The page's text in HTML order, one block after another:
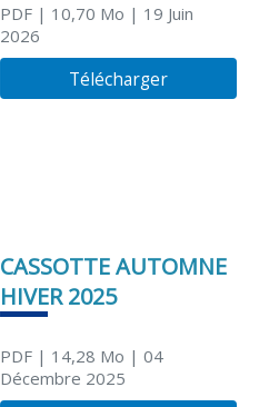
PDF| 10,70 Mo | 19 Juin
2026
Télécharger
CASSOTTE AUTOMNE
HIVER 2025
PDF| 14,28 Mo | 04
Décembre 2025